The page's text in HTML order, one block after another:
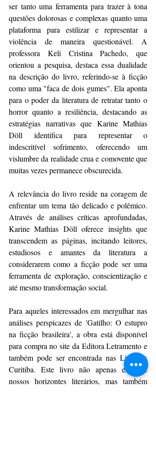
ser tanto uma ferramenta para trazer à tona
questões dolorosas e complexas quanto uma
plataforma para estilizar e representar a
violência de maneira questionável. A
professora Keli Cristina Pachedo, que
orientou a pesquisa, destaca essa dualidade
na descrição do livro, referindo-se à ficção
como uma "faca de dois gumes". Ela aponta
para o poder da literatura de retratar tanto o
horror quanto a resiliência, destacando as
estratégias narrativas que Karine Mathias
Döll identifica para representar o
indescritível sofrimento, oferecendo um
vislumbre da realidade crua e comovente que
muitas vezes permanece obscurecida.
A relevância do livro reside na coragem de
enfrentar um tema tão delicado e polêmico.
Através de análises críticas aprofundadas,
Karine Mathias Döll oferece insights que
transcendem as páginas, incitando leitores,
estudiosos e amantes da literatura a
considerarem como a ficção pode ser uma
ferramenta de exploração, conscientização e
até mesmo transformação social.
Para aqueles interessados em mergulhar nas
análises perspicazes de 'Gatilho: O estupro
na ficção brasileira', a obra está disponível
para compra no site da Editora Letramento e
também pode ser encontrada nas Livrarias
Curitiba. Este livro não apenas expande
nossos horizontes literários, mas também